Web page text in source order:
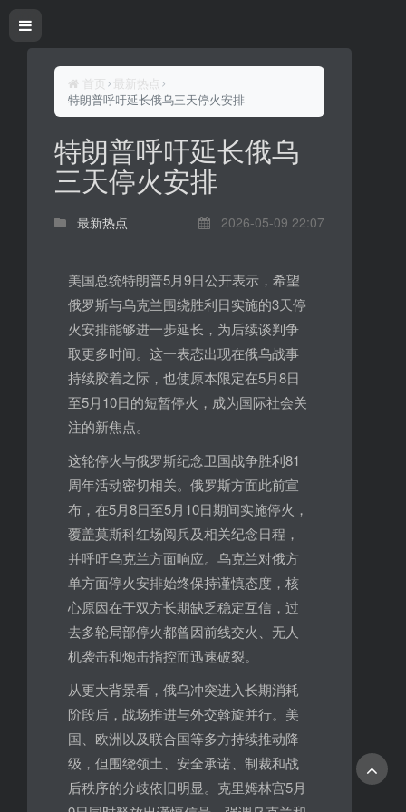
首页
最新热点
特朗普呼吁延长俄乌三天停火安排
特朗普呼吁延长俄乌
三天停火安排
最新热点 2026-05-09 22:07
美国总统特朗普5月9日公开表示，希望
俄罗斯与乌克兰围绕胜利日实施的3天停
火安排能够进一步延长，为后续谈判争
取更多时间。这一表态出现在俄乌战事
持续胶着之际，也使原本限定在5月8日
至5月10日的短暂停火，成为国际社会关
注的新焦点。
这轮停火与俄罗斯纪念卫国战争胜利81
周年活动密切相关。俄罗斯方面此前宣
布，在5月8日至5月10日期间实施停火，
覆盖莫斯科红场阅兵及相关纪念日程，
并呼吁乌克兰方面响应。乌克兰对俄方
单方面停火安排始终保持谨慎态度，核
心原因在于双方长期缺乏稳定互信，过
去多轮局部停火都曾因前线交火、无人
机袭击和炮击指控而迅速破裂。
从更大背景看，俄乌冲突进入长期消耗
阶段后，战场推进与外交斡旋并行。美
国、欧洲以及联合国等多方持续推动降
级，但围绕领土、安全承诺、制裁和战
后秩序的分歧依旧明显。克里姆林宫5月